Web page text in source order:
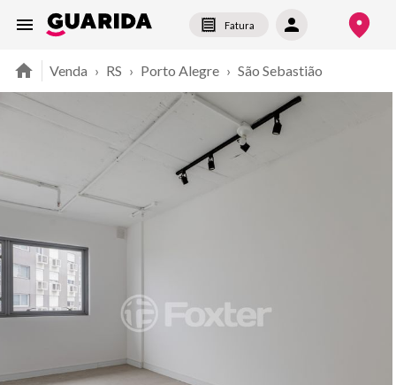
Fatura
Venda › RS › Porto Alegre › São Sebastião